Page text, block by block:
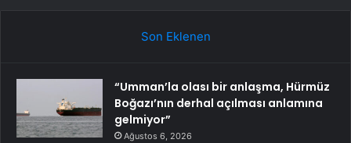
Son Eklenen
“Umman’la olası bir anlaşma, Hürmüz
Boğazı’nın derhal açılması anlamına
gelmiyor”
Ağustos 6, 2026